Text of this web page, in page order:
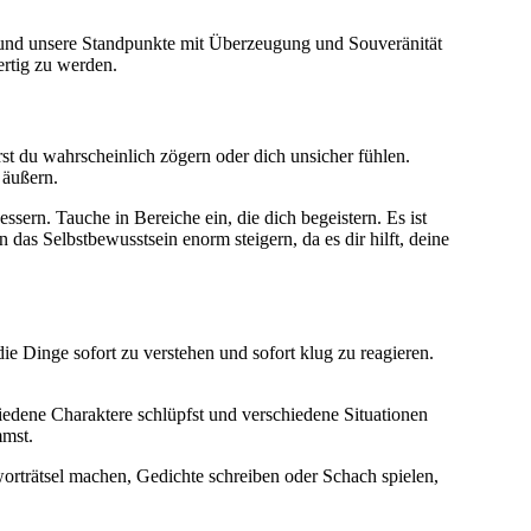
unsere Standpunkte mit Überzeugung und Souveränität
zu werden.
du wahrscheinlich zögern oder dich unsicher fühlen.
Tauche in Bereiche ein, die dich begeistern. Es ist
Selbstbewusstsein enorm steigern, da es dir hilft, deine
Dinge sofort zu verstehen und sofort klug zu reagieren.
Charaktere schlüpfst und verschiedene Situationen
machen, Gedichte schreiben oder Schach spielen,